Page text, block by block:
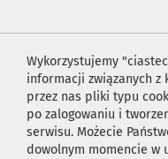
Wykorzystujemy
informacji związanych z
przez nas pliki typu
po zalogowaniu i
serwisu. Możecie
dowolnym momencie w